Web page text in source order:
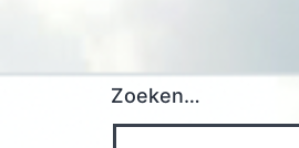
Zoeken…